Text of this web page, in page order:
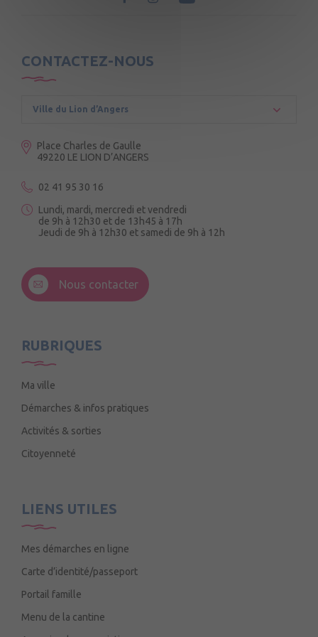
CONTACTEZ-NOUS
Ville du Lion d’Angers
Place Charles de Gaulle
49220 LE LION D’ANGERS
02 41 95 30 16
Lundi, mardi, mercredi et vendredi
de 9h à 12h30 et de 13h45 à 17h
Jeudi de 9h à 12h30 et samedi de 9h à 12h
49220 Andigné
Nous contacter
RUBRIQUES
Ma ville
Démarches & infos pratiques
Activités & sorties
Citoyenneté
LIENS UTILES
Mes démarches en ligne
Carte d’identité/passeport
Portail famille
Menu de la cantine